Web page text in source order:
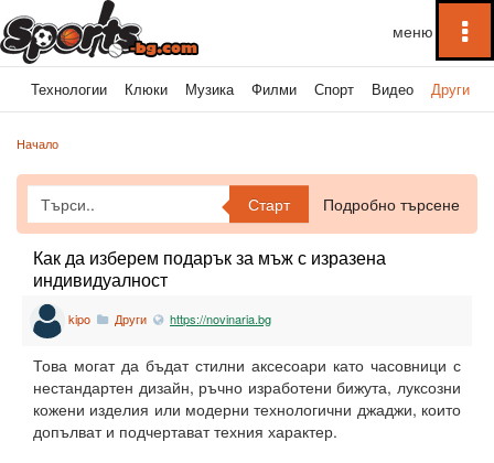
Технологии Клюки Музика Филми Спорт Видео Други
Начало
Старт Подробно търсене
Как да изберем подарък за мъж с изразена
индивидуалност
kipo Други https://novinaria.bg
Това могат да бъдат стилни аксесоари като часовници с
нестандартен дизайн, ръчно изработени бижута, луксозни
кожени изделия или модерни технологични джаджи, които
допълват и подчертават техния характер.